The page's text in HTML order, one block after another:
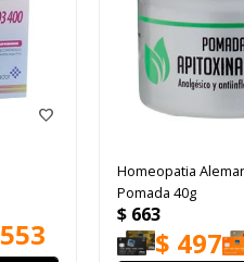
553
Homeopatia
Pomada 40g
$ 663
$ 497